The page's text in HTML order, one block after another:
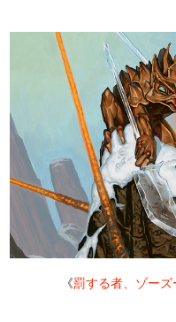
《罰する者、ゾーズ